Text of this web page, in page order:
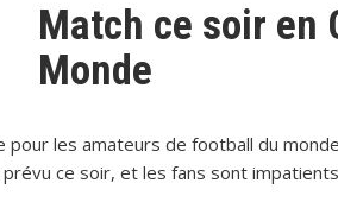
Match ce soir en
Monde
pour les amateurs de football du
ce soir, et les fans sont